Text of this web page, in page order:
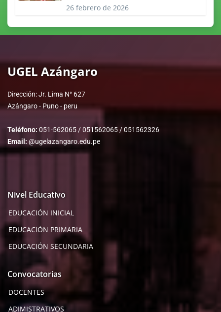
26 febrero de 2026
UGEL Azángaro
Dirección: Jr. Lima N° 627
Azángaro - Puno - peru
Teléfono: 051-562065 / 051562065 / 051562326
Email: @ugelazangaro.edu.pe
Nivel Educativo
EDUCACIÓN INICIAL
EDUCACIÓN PRIMARIA
EDUCACIÓN SECUNDARIA
Convocatorias
DOCENTES
ADIMISTRATIVOS